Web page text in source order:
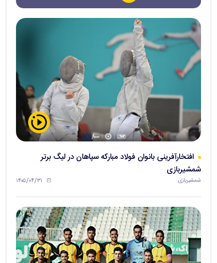
افتخارآفرینی بانوان فولاد مبارکه سپاهان در لیگ برتر
شمشیربازی
شمشیربازی ۱۴۰۵/۰۴/۳۱